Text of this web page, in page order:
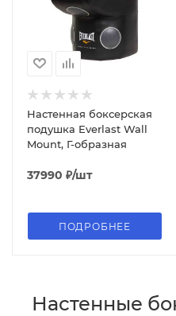
Настенная боксерская
подушка Everlast Wall
Mount, Г-образная
37990 ₽/шт
ПОДРОБНЕЕ
Настенные